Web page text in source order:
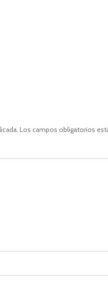
Los campos obligatorios